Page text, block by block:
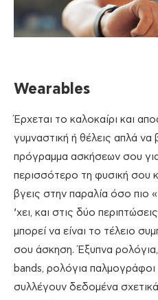
Wearables
Έρχεται το καλοκαίρι και
γυμναστική ή θέλεις απλά
πρόγραμμα ασκήσεων σου
περισσότερο τη φυσική σου
βγεις στην παραλία όσο πιο
‘χει, και στις δύο
μπορεί να είναι το τέλειο
σου άσκηση. Έξυπνα
bands, ρολόγια
συλλέγουν δεδομένα